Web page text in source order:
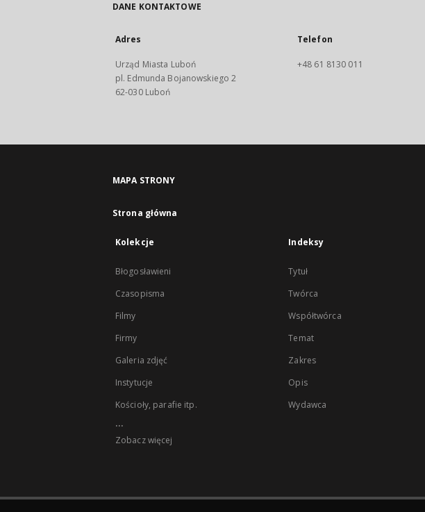
DANE KONTAKTOWE
Adres
Urząd Miasta Luboń
pl. Edmunda Bojanowskiego 2
62-030 Luboń
Telefon
+48 61 8130 011
MAPA STRONY
Strona główna
Kolekcje
Błogosławieni
Czasopisma
Filmy
Firmy
Galeria zdjęć
Instytucje
Kościoły, parafie itp.
...
Zobacz więcej
Indeksy
Tytuł
Twórca
Współtwórca
Temat
Zakres
Opis
Wydawca